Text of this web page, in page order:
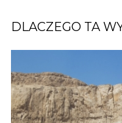
DLACZEGO TA